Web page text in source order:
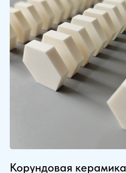
Корундовая керамика